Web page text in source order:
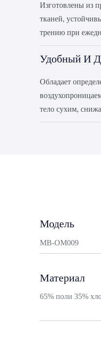
Изготовлены из
тканей,
трению при
Удобный И
Обладает
тело сухим,
Модель
MB-OM009
Материал
65% поли 35%